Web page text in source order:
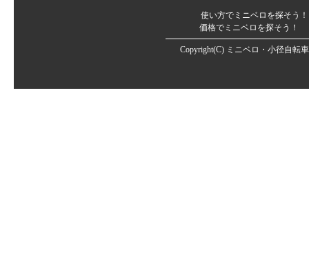
使い方でミニベロを探そう！
価格でミニベロを探そう！
Copyright(C) ミニベロ・小径自転